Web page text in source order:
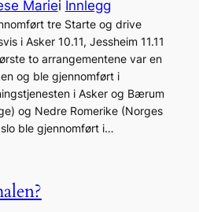
Mariei Innlegg
tre Starte og drive
i Asker 10.11, Jessheim 11.11
to arrangementene var en
og ble gjennomført i
i Asker og Bærum
og Nedre Romerike (Norges
ble gjennomført i…